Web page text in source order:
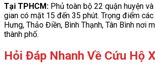
Tại TPHCM: Phủ toàn bộ 22 quận huyện
gian có mặt 15 đến 35 phút. Trọng điểm
Hưng, Thảo Điền, Bình Thạnh, Tân Bình nơi
thành phố.
Hỏi Đáp Nhanh Về Cứu Hộ